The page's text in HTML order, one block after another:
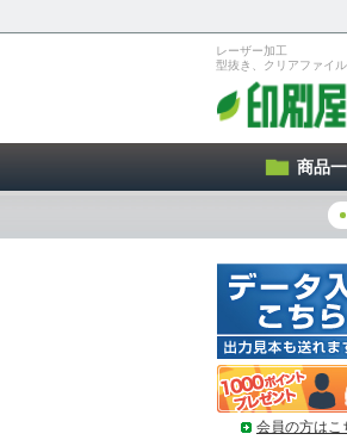
レーザー加工
型抜き、クリアファイ
商品
会員の方はこ